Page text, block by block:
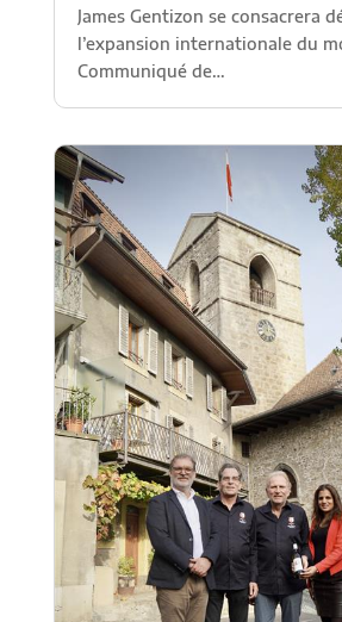
James Gentizon se consacrera
l’expansion internationale du
Communiqué de…